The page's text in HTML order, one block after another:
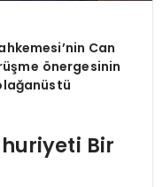
Can
önergesinin
Bir